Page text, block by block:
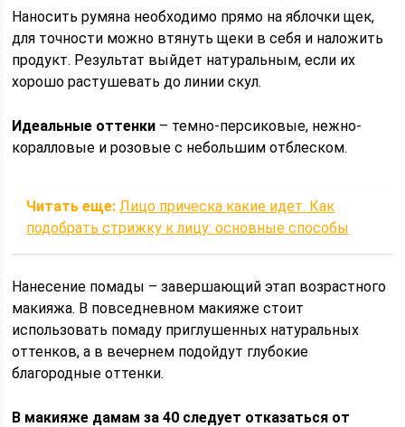
Наносить румяна необходимо прямо на яблочки щек,
для точности можно втянуть щеки в себя и наложить
продукт. Результат выйдет натуральным, если их
хорошо растушевать до линии скул.
Идеальные оттенки – темно-персиковые, нежно-
коралловые и розовые с небольшим отблеском.
Читать еще: Лицо прическа какие идет. Как
подобрать стрижку к лицу: основные способы
Нанесение помады – завершающий этап возрастного
макияжа. В повседневном макияже стоит
использовать помаду приглушенных натуральных
оттенков, а в вечернем подойдут глубокие
благородные оттенки.
В макияже дамам за 40 следует отказаться от